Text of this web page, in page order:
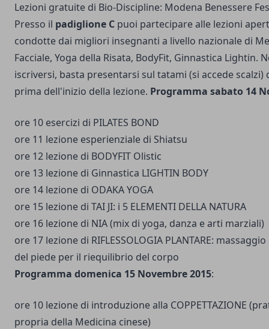
Lezioni gratuite di Bio-Discipline: Modena Benessere
Presso il padiglione C puoi partecipare alle lezioni
condotte dai migliori insegnanti a livello nazionale di
Facciale, Yoga della Risata, BodyFit, Ginnastica Lightin.
iscriversi, basta presentarsi sul tatami (si accede
prima dell'inizio della lezione. Programma sabato 14
ore 10 esercizi di PILATES BOND
ore 11 lezione esperienziale di Shiatsu
ore 12 lezione di BODYFIT Olistic
ore 13 lezione di Ginnastica LIGHTIN BODY
ore 14 lezione di ODAKA YOGA
ore 15 lezione di TAI JI: i 5 ELEMENTI DELLA NATURA
ore 16 lezione di NIA (mix di yoga, danza e arti marziali)
ore 17 lezione di RIFLESSOLOGIA PLANTARE:
del piede per il riequilibrio del corpo
Programma domenica 15 Novembre 2015:
ore 10 lezione di introduzione alla COPPETTAZIONE
propria della Medicina cinese)